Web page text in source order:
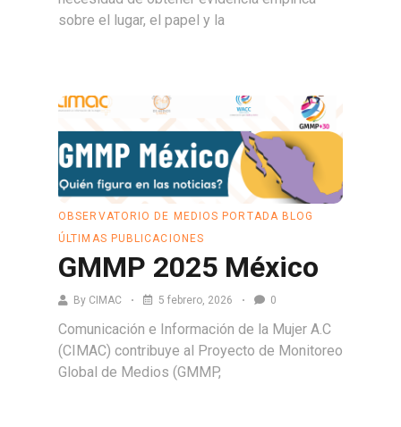
sobre el lugar, el papel y la
OBSERVATORIO DE MEDIOS PORTADA BLOG
ÚLTIMAS PUBLICACIONES
GMMP 2025 México
By CIMAC 5 febrero, 2026 0
Comunicación e Información de la Mujer A.C
(CIMAC) contribuye al Proyecto de Monitoreo
Global de Medios (GMMP,